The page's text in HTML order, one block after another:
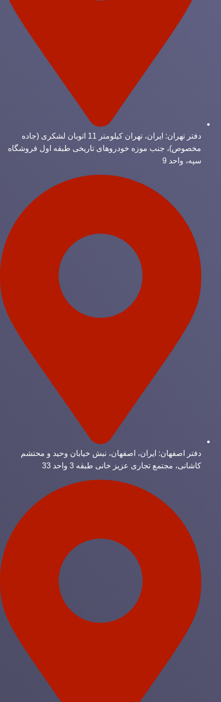
دفتر تهران: ایران، تهران کیلومتر 11 اتوبان لشکری (جاده
مخصوص)، جنب موزه خودروهای تاریخی طبقه اول فروشگاه
سپه، واحد 9
دفتر اصفهان: ایران، اصفهان، نبش خیابان وحید و محتشم
کاشانی، مجتمع تجاری عزیز خانی طبقه 3 واحد 33